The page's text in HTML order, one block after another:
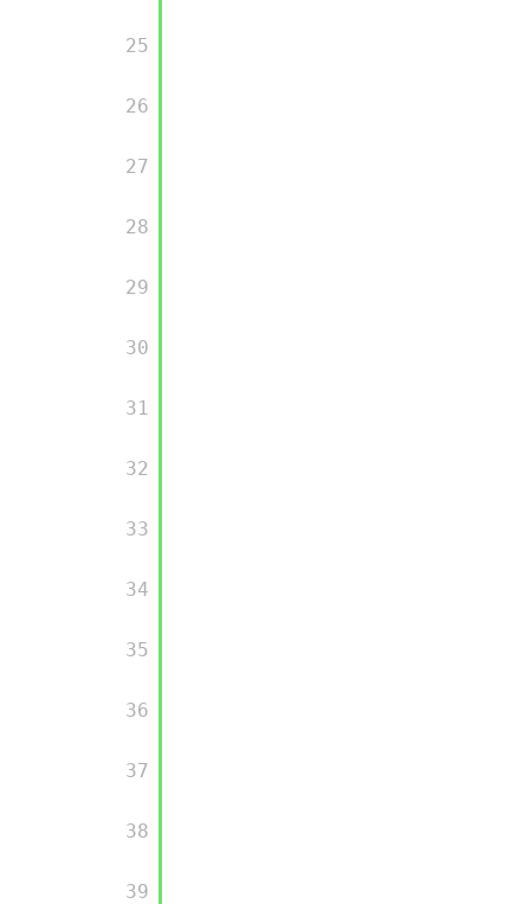
       25
       26
       27
       28
       29
       30
       31
       32
       33
       34
       35
       36
       37
       38
       39